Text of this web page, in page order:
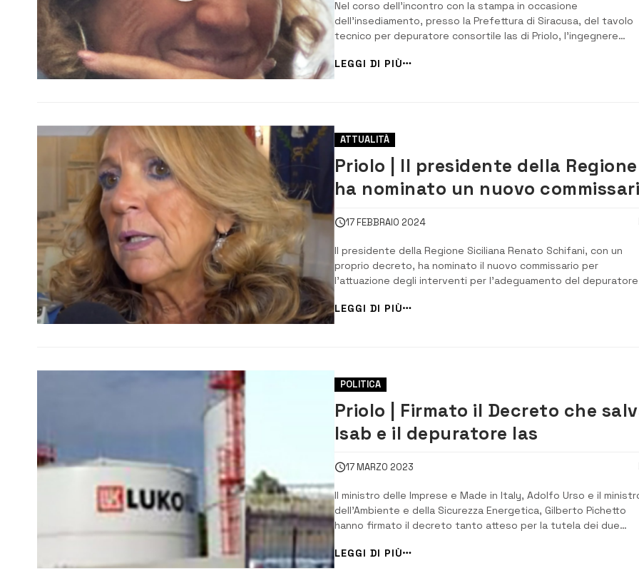
Nel corso dell’incontro con la stampa in occasione
dell’insediamento, presso la Prefettura di Siracusa, del tavolo
tecnico per depuratore consortile Ias di Priolo, l’ingegnere
commissario per l’attuazione degli interventi per l’adeguamento
dell’impianto, ha risposto ad alcun...
LEGGI DI PIÙ
ATTUALITÀ
Priolo | Il presidente della Regione
ha nominato un nuovo
per il depuratore Ias
17 FEBBRAIO 2024
Il presidente della Regione Siciliana Renato Schifani, con un
proprio decreto, ha nominato il nuovo commissario per
l’attuazione degli interventi per l’adeguamento del depuratore
consortile Ias di Priolo. È l’ingegnere Giovanna Picone, che è
amministratore di Impianti Srr, la società in house che gestisce il
servizio rifiuti e la piattaforma d...
LEGGI DI PIÙ
POLITICA
Priolo | Firmato il Decreto che
Isab e il depuratore Ias
17 MARZO 2023
Il ministro delle Imprese e Made in Italy, Adolfo Urso e il
dell’Ambiente e della Sicurezza Energetica, Gilberto Pichetto
hanno firmato il decreto tanto atteso per la tutela dei due
dpcm firmato il 4 febbraio scorso, che dichiarava il complesso
degli stabilimenti di ...
LEGGI DI PIÙ